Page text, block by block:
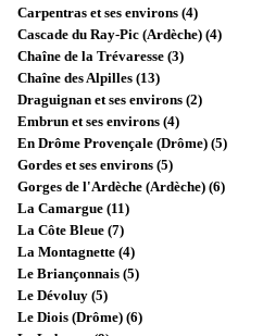
Carpentras et ses environs (4)
Cascade du Ray-Pic (Ardèche) (4)
Chaîne de la Trévaresse (3)
Chaîne des Alpilles (13)
Draguignan et ses environs (2)
Embrun et ses environs (4)
En Drôme Provençale (Drôme) (5)
Gordes et ses environs (5)
Gorges de l'Ardèche (Ardèche) (6)
La Camargue (11)
La Côte Bleue (7)
La Montagnette (4)
Le Briançonnais (5)
Le Dévoluy (5)
Le Diois (Drôme) (6)